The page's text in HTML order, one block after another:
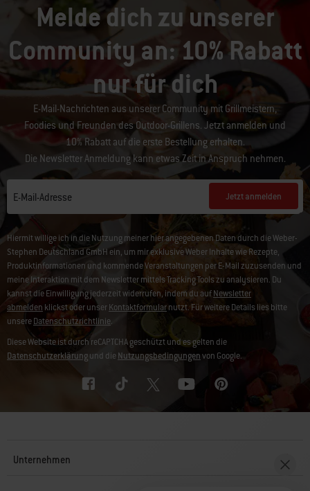
Melde dich zu unserer
Community an: 10% Rabatt
nur für dich
E-Mail-Nachrichten aus unserer Community mit Grillmeistern,
Foodies und Freunden des Outdoor-Grillens. Jetzt anmelden und
10% Rabatt auf die erste Bestellung erhalten.
Die Newsletter Anmeldung kann etwas Zeit in Anspruch nehmen.
E-Mail-Adresse Jetzt anmelden
Hiermit willige ich in die Nutzung meiner hier angegebenen Daten durch die Weber-
Stephen Deutschland GmbH ein, um mir exklusive Weber Inhalte wie Rezepte,
Produktinformationen und kommende Veranstaltungen per E-Mail zuzusenden und
meine Interaktion mit dem Newsletter mittels Tracking Tools zu analysieren. Du
kannst die Einwilligung jederzeit widerrufen, indem du aufNewsletter
abmelden klickst oder unserKontaktformularnutzt. Für weitere Details lies bitte
unsereDatenschutzrichtlinie.
Diese Website ist durch reCAPTCHA geschützt und es gelten die
Datenschutzerklärungund dieNutzungsbedingungenvon Google.
Unternehmen